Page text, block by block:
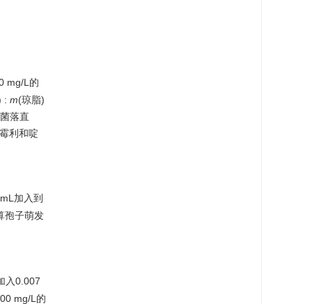
mg/L的
: m(琼脂)
落直
利和啶
加入到
孢子萌发
入0.007
mg/L的